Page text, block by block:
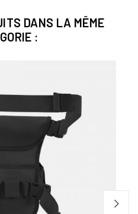
DANS LA MÊME
: